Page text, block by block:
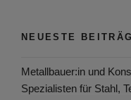
NEUESTE
Metallbauer:in und
Spezialisten für Stahl,